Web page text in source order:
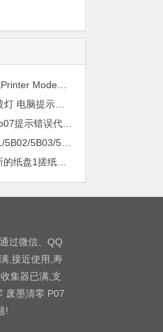
故障主板维修
快速解决方案清零
快速解决方案 清零
5B14/1700/1702/1703/1704
搓纸轮进行更换
过微信、QQ
,接近使用,寿
集器已满,支
废墨清零 P07
!